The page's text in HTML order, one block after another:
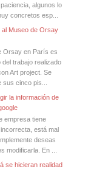
algunos lo
concretos esp...
al Museo de Orsay
Orsay en París es
del trabajo realizado
Art project. Se
cinco pis...
la información de
empresa tiene
está mal
deseas
modificarla. En ...
se hicieran realidad